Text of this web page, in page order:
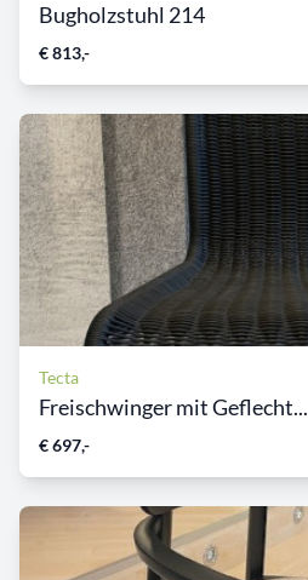
Bugholzstuhl 214
€ 813,-
Tecta
Freischwinger mit Geflecht...
€ 697,-